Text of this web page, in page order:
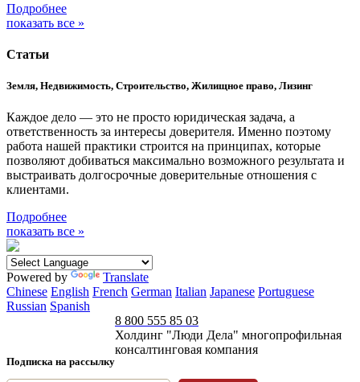
Подробнее
показать все »
Статьи
Земля, Недвижимость, Строительство, Жилищное право, Лизинг
Каждое дело — это не просто юридическая задача, а
ответственность за интересы доверителя. Именно поэтому
работа нашей практики строится на принципах, которые
позволяют добиваться максимально возможного результата и
выстраивать долгосрочные доверительные отношения с
клиентами.
Подробнее
показать все »
Powered by
Translate
Chinese English French German Italian Japanese Portuguese
Russian Spanish
Подписка на рассылку
8 800 555 85 03
Холдинг "Люди Дела" многопрофильная
консалтинговая компания